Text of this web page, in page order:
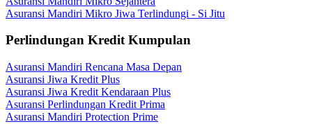
Asuransi Mandiri Mikro Jiwa Terlindungi - Si Jitu
Perlindungan Kredit Kumpulan
Asuransi Mandiri Rencana Masa Depan
Asuransi Jiwa Kredit Plus
Asuransi Jiwa Kredit Kendaraan Plus
Asuransi Perlindungan Kredit Prima
Asuransi Mandiri Protection Prime